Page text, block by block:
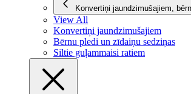
Konvertiņi jaundzimušajiem,
View All
Konvertiņi jaundzimušajiem
Bērnu pledi un zīdaiņu sedziņas
Siltie guļammaisi ratiem